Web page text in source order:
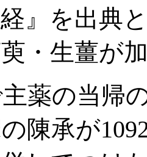
経』を出典
・生薑が
薬の当帰
陳承が